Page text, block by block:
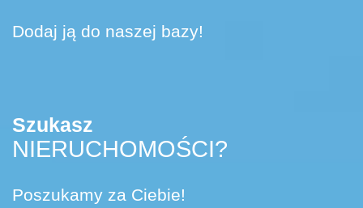
Dodaj ją do naszej bazy!
Szukasz
NIERUCHOMOŚCI?
Poszukamy za Ciebie!